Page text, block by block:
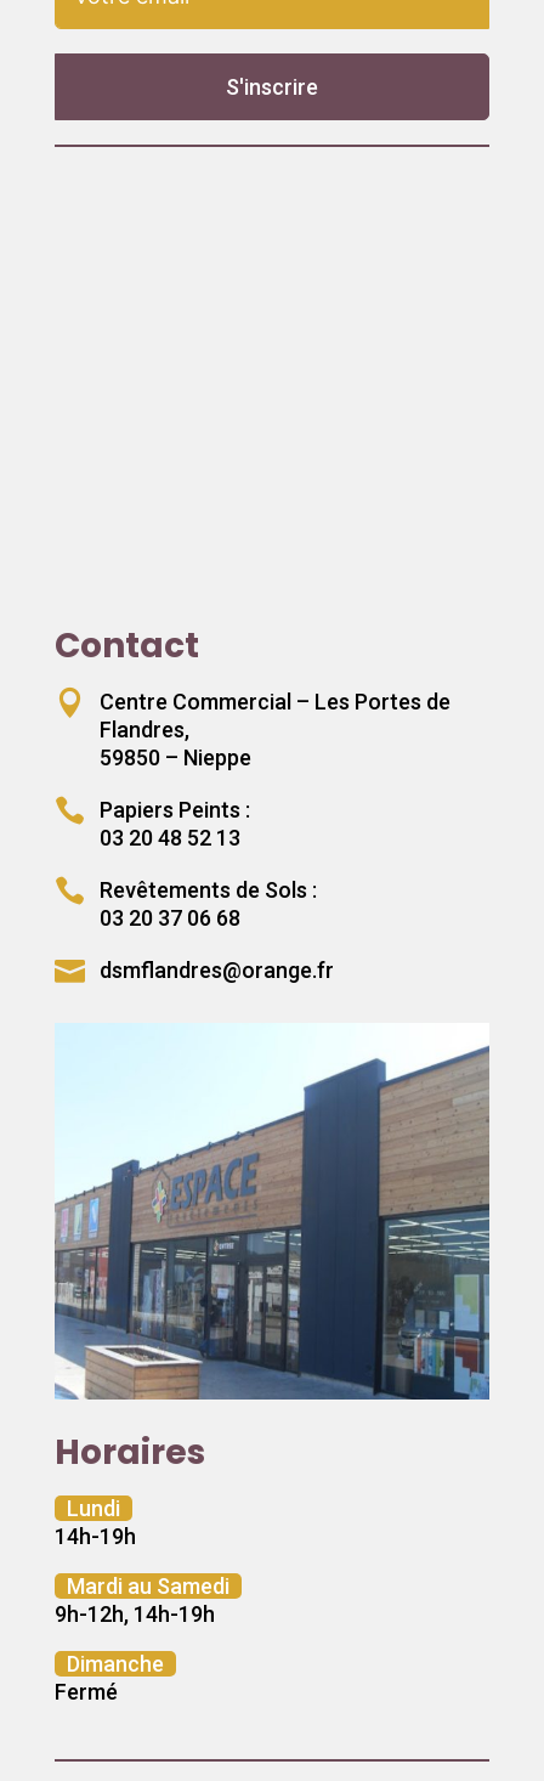
S'inscrire
Contact

Centre Commercial – Les Portes de
Flandres,
59850 – Nieppe

Papiers Peints :
03 20 48 52 13

Revêtements de Sols :
03 20 37 06 68
 dsmflandres@orange.fr
Horaires
Lundi
14h-19h
Mardi au Samedi
9h-12h, 14h-19h
Dimanche
Fermé